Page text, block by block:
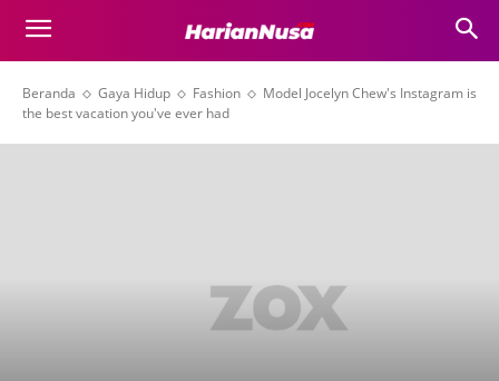
Beranda Gaya Hidup Fashion
Model Jocelyn Chew's Instagram is
the best vacation you've ever had